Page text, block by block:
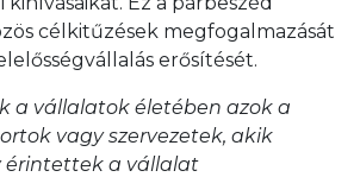
célkitűzések megfogalmazását
erősítését.
a vállalatok életében azok a
vagy szervezetek, akik
érintettek a vállalat